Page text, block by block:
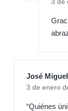
José
3 de enero
“Quiénes